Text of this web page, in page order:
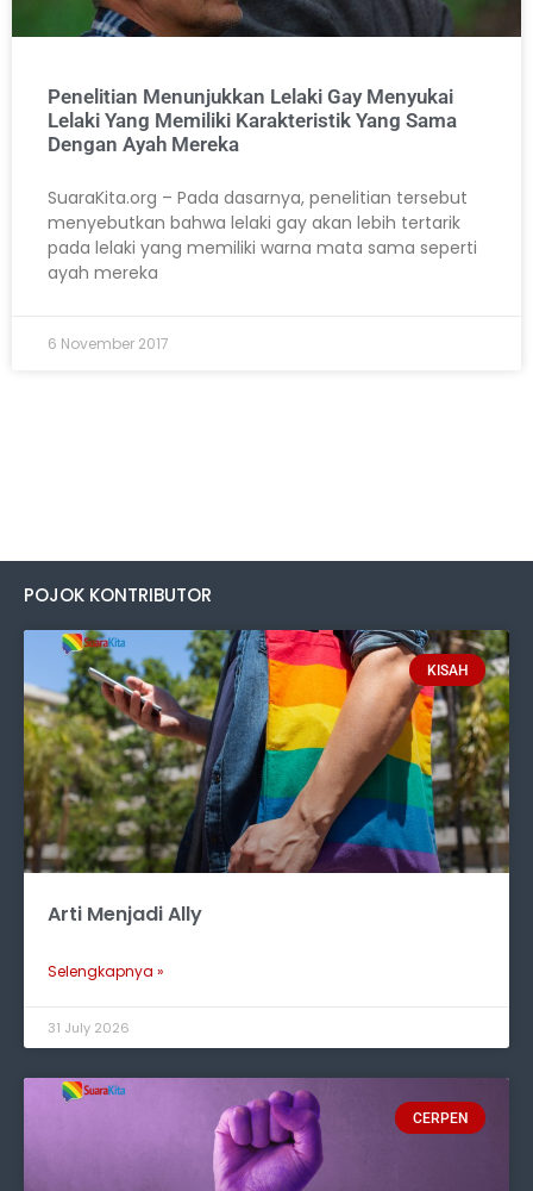
Penelitian Menunjukkan Lelaki Gay Menyukai
Lelaki Yang Memiliki Karakteristik Yang Sama
Dengan Ayah Mereka
SuaraKita.org – Pada dasarnya, penelitian tersebut
menyebutkan bahwa lelaki gay akan lebih tertarik
pada lelaki yang memiliki warna mata sama seperti
ayah mereka
6 November 2017
POJOK KONTRIBUTOR
KISAH
Arti Menjadi Ally
Selengkapnya »
31 July 2026
CERPEN